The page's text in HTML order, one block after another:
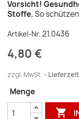
Vorsicht!
Stoffe.So
Artikel-Nr. 21.0436
4,80 €
zzgl. MwSt.
Menge
